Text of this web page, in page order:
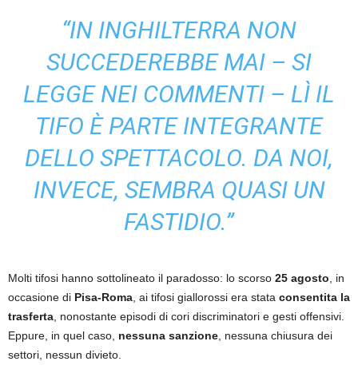
“IN INGHILTERRA NON
SUCCEDEREBBE MAI – SI
LEGGE NEI COMMENTI – LÌ IL
TIFO È PARTE INTEGRANTE
DELLO SPETTACOLO. DA NOI,
INVECE, SEMBRA QUASI UN
FASTIDIO.”
Molti tifosi hanno sottolineato il paradosso: lo scorso 25 agosto , in
occasione di Pisa-Roma , ai tifosi giallorossi era stata consentita la
trasferta , nonostante episodi di cori discriminatori e gesti offensivi.
Eppure, in quel caso, nessuna sanzione , nessuna chiusura dei
settori, nessun divieto.